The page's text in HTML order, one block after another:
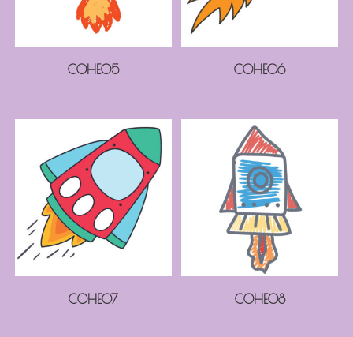
COHE05 COHE06
COHE07 COHE08